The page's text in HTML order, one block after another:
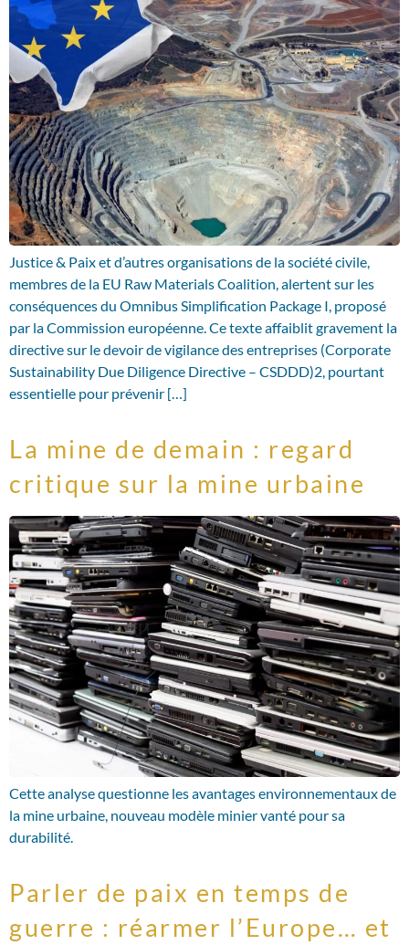
Justice & Paix et d’autres organisations de la société civile,
membres de la EU Raw Materials Coalition, alertent sur les
conséquences du Omnibus Simplification Package I, proposé
par la Commission européenne. Ce texte affaiblit gravement la
directive sur le devoir de vigilance des entreprises (Corporate
Sustainability Due Diligence Directive – CSDDD)2, pourtant
essentielle pour prévenir […]
La mine de demain : regard
critique sur la mine urbaine
Cette analyse questionne les avantages environnementaux de
la mine urbaine, nouveau modèle minier vanté pour sa
durabilité.
Parler de paix en temps de
guerre : réarmer l’Europe… et